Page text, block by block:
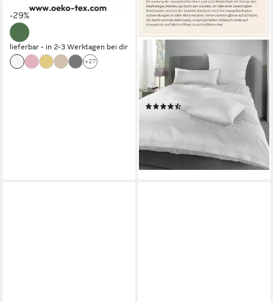
-29%
lieferbar - in 2-3 Werktagen bei dir
+27
ERWIN MÜLLER
Bettwäsche Bettwäsche
"Passau", Damast, Mako-
Damast Uni/Karo
(25)
88,95 €
lieferbar - in 2-3 Werktagen bei dir
+2